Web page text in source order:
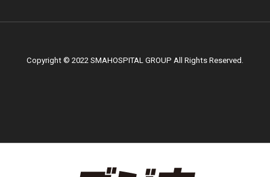
Copyright © 2022 SMAHOSPITAL GROUP All Rights Reserved.